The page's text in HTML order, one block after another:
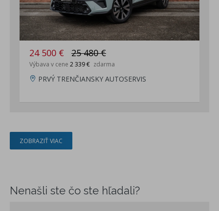
24 500 € 25 480 €
Výbava v cene 2 339 € zdarma
PRVÝ TRENČIANSKY AUTOSERVIS
ZOBRAZIŤ VIAC
Nenašli ste čo ste hľadali?